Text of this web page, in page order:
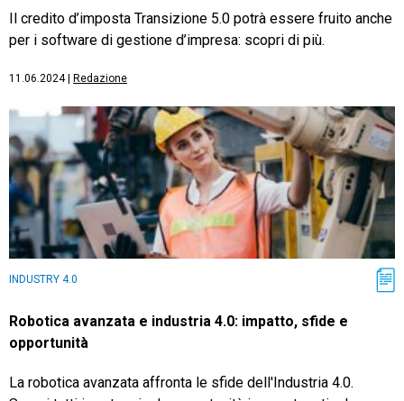
Il credito d’imposta Transizione 5.0 potrà essere fruito anche
per i software di gestione d’impresa: scopri di più.
11.06.2024| Redazione
INDUSTRY 4.0
Robotica avanzata e industria 4.0: impatto, sfide e
opportunità
La robotica avanzata affronta le sfide dell'Industria 4.0.